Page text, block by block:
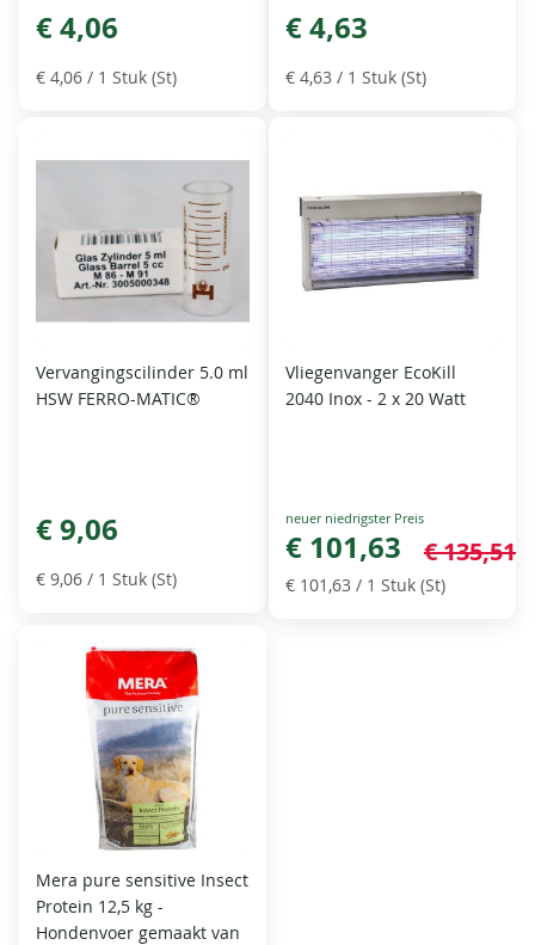
€ 4,06
€ 4,06 / 1 Stuk (St)
€ 4,63
€ 4,63 / 1 Stuk (St)
Vervangingscilinder 5.0 ml
HSW FERRO-MATIC®
€ 9,06
€ 9,06 / 1 Stuk (St)
Vliegenvanger EcoKill
2040 Inox - 2 x 20 Watt
Special
Price
€ 101,63 € 135,51
€ 101,63 / 1 Stuk (St)
Mera pure sensitive Insect
Protein 12,5 kg -
Hondenvoer gemaakt van